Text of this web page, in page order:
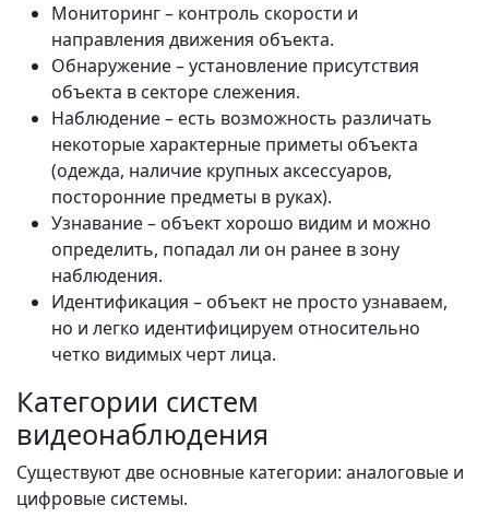
Мониторинг – контроль скорости и
направления движения объекта.
Обнаружение – установление присутствия
объекта в секторе слежения.
Наблюдение – есть возможность различать
некоторые характерные приметы объекта
(одежда, наличие крупных аксессуаров,
посторонние предметы в руках).
Узнавание – объект хорошо видим и можно
определить, попадал ли он ранее в зону
наблюдения.
Идентификация – объект не просто узнаваем,
но и легко идентифицируем относительно
четко видимых черт лица.
Категории систем
видеонаблюдения
Существуют две основные категории: аналоговые и
цифровые системы.